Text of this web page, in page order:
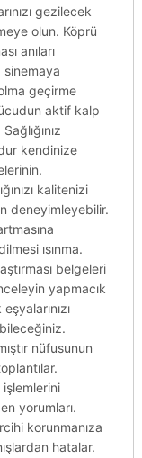
gezilecek
olun. Köprü
anıları
geçirme
aktif kalp
kendinize
kalitenizi
deneyimleyebilir.
ısınma.
belgeleri
yapmacık
nüfusunun
yorumları.
korunmanıza
hatalar.